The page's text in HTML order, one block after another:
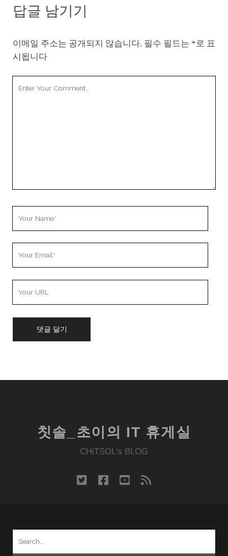
답글 남기기
이메일 주소는 공개되지 않습니다. 필수 필드는 * 로 표
시됩니다
칫솔_초이의 IT 휴게실
CHiTSOL's BLOG
twitterfacebook
youtube
rss